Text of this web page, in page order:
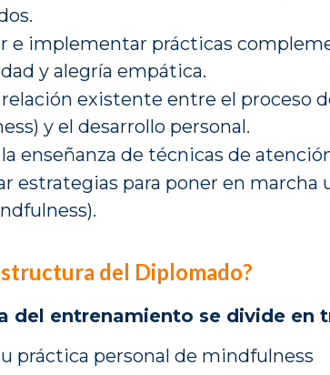
e implementar prácticas
y alegría empática.
existente entre el proceso
y el desarrollo personal.
enseñanza de técnicas de
estrategias para poner en
del Diplomado?
del entrenamiento se divide en
práctica personal de mindfulness